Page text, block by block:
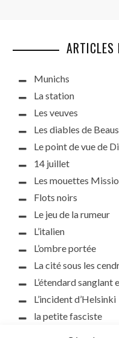
ARTICLES
Munichs
La station
Les veuves
Les diables de
Le point de vue de
14 juillet
Les mouettes
Flots noirs
Le jeu de la rumeur
L’italien
L’ombre portée
La cité sous les
L’étendard sanglant
L’incident d’Helsinki
la petite fasciste